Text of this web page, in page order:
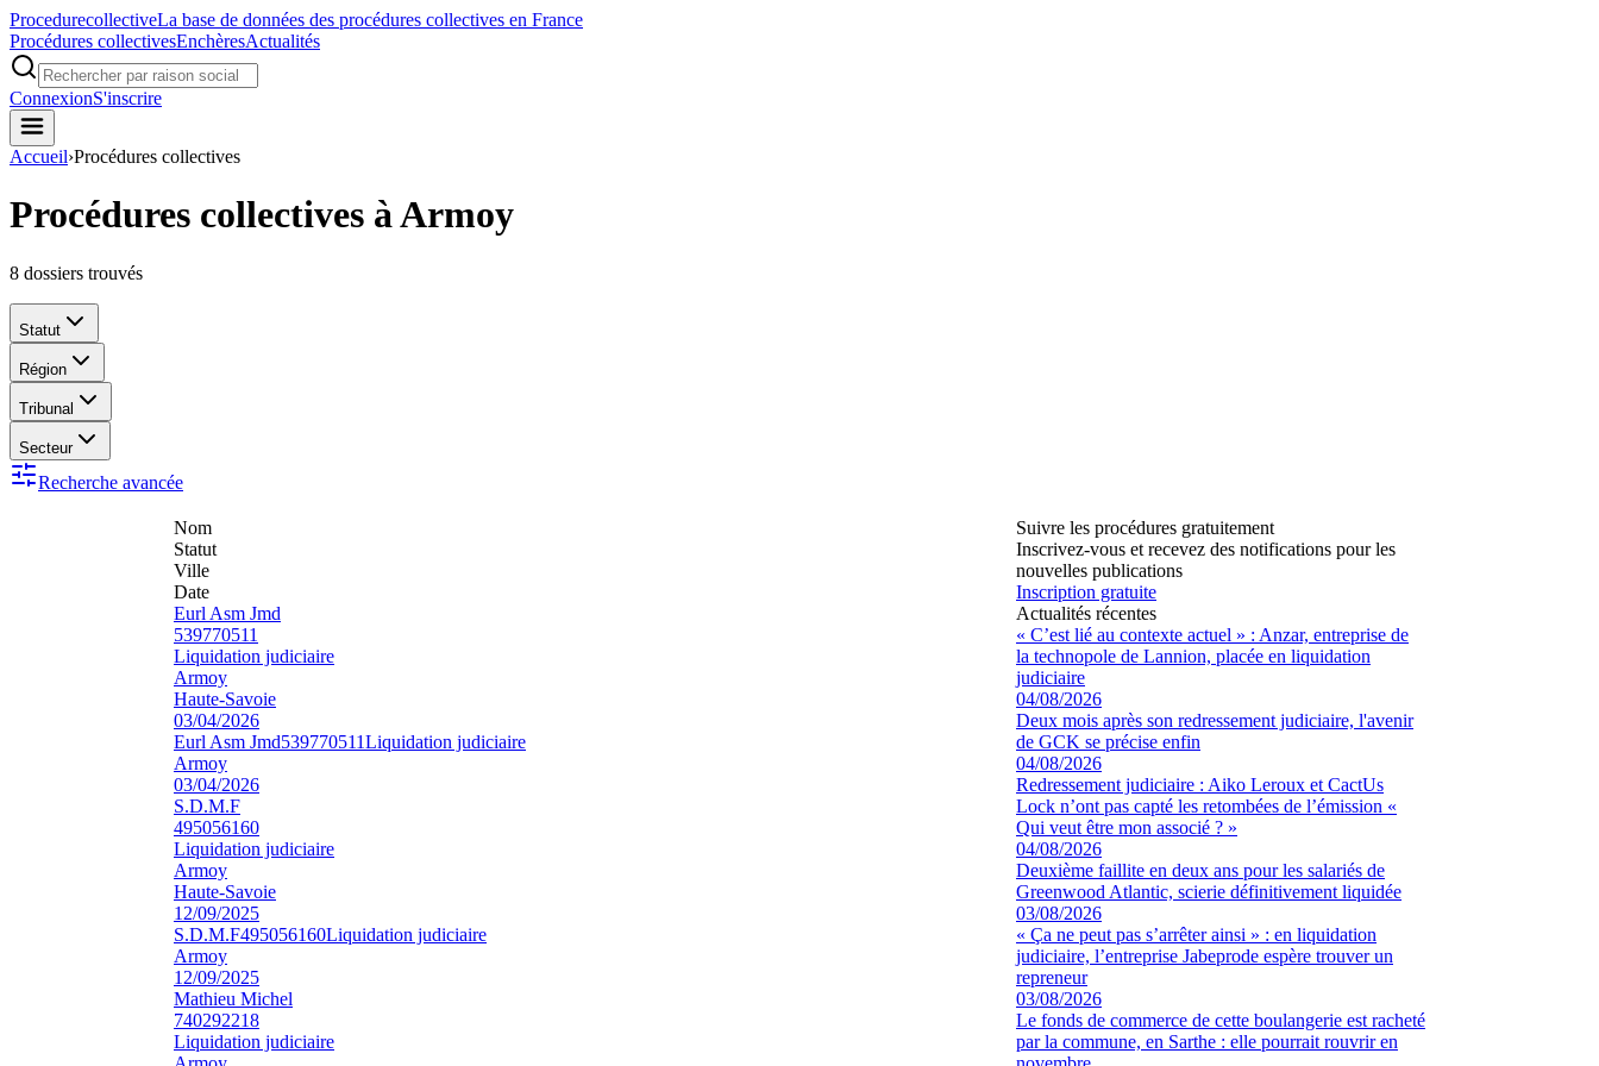
ProcedurecollectiveLa base de données des procédures collectives en France
Procédures collectivesEnchèresActualités
ConnexionS'inscrire
Accueil›Procédures collectives
Procédures collectives à Armoy
8 dossiers trouvés
Statut
Région
Tribunal
Secteur
Recherche avancée
Nom
Statut
Ville
Date
Eurl Asm Jmd
539770511
Liquidation judiciaire
Armoy
Haute-Savoie
03/04/2026
Eurl Asm Jmd539770511Liquidation judiciaire
Armoy
03/04/2026
S.D.M.F
495056160
Liquidation judiciaire
Armoy
Haute-Savoie
12/09/2025
S.D.M.F495056160Liquidation judiciaire
Armoy
12/09/2025
Mathieu Michel
740292218
Liquidation judiciaire
Suivre les procédures gratuitement
Inscrivez-vous et recevez des notifications pour les
nouvelles publications
Inscription gratuite
Actualités récentes
« C’est lié au contexte actuel » : Anzar, entreprise de
la technopole de Lannion, placée en liquidation
judiciaire
04/08/2026
Deux mois après son redressement judiciaire, l'avenir
de GCK se précise enfin
04/08/2026
Redressement judiciaire : Aiko Leroux et CactUs
Lock n’ont pas capté les retombées de l’émission «
Qui veut être mon associé ? »
04/08/2026
Deuxième faillite en deux ans pour les salariés de
Greenwood Atlantic, scierie définitivement liquidée
03/08/2026
« Ça ne peut pas s’arrêter ainsi » : en liquidation
judiciaire, l’entreprise Jabeprode espère trouver un
repreneur
03/08/2026
Le fonds de commerce de cette boulangerie est racheté
par la commune, en Sarthe : elle pourrait rouvrir en